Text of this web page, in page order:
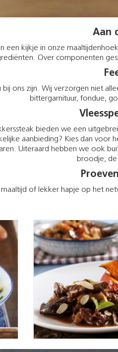
Aan
een kijkje in onze
Over componenten
ons zijn. Wij verzorgen niet
bittergarnituur, fondue,
bieden we een
aanbieding? Kies dan voor
Uiteraard hebben we ook
broodje, de
of lekker hapje op het